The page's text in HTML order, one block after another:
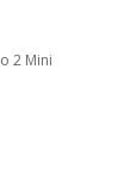
2 Mini